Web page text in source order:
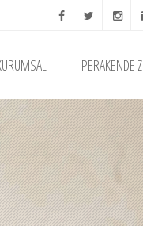
PERAKENDE